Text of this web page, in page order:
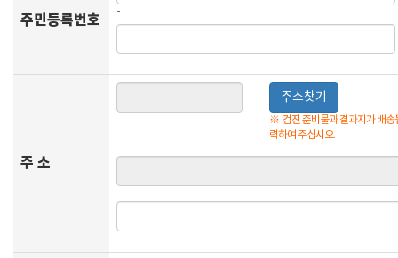
주민등록번호 -
주 소
주소찾기
※ 검진 준비물과 결과지가 배
력하여 주십시오.